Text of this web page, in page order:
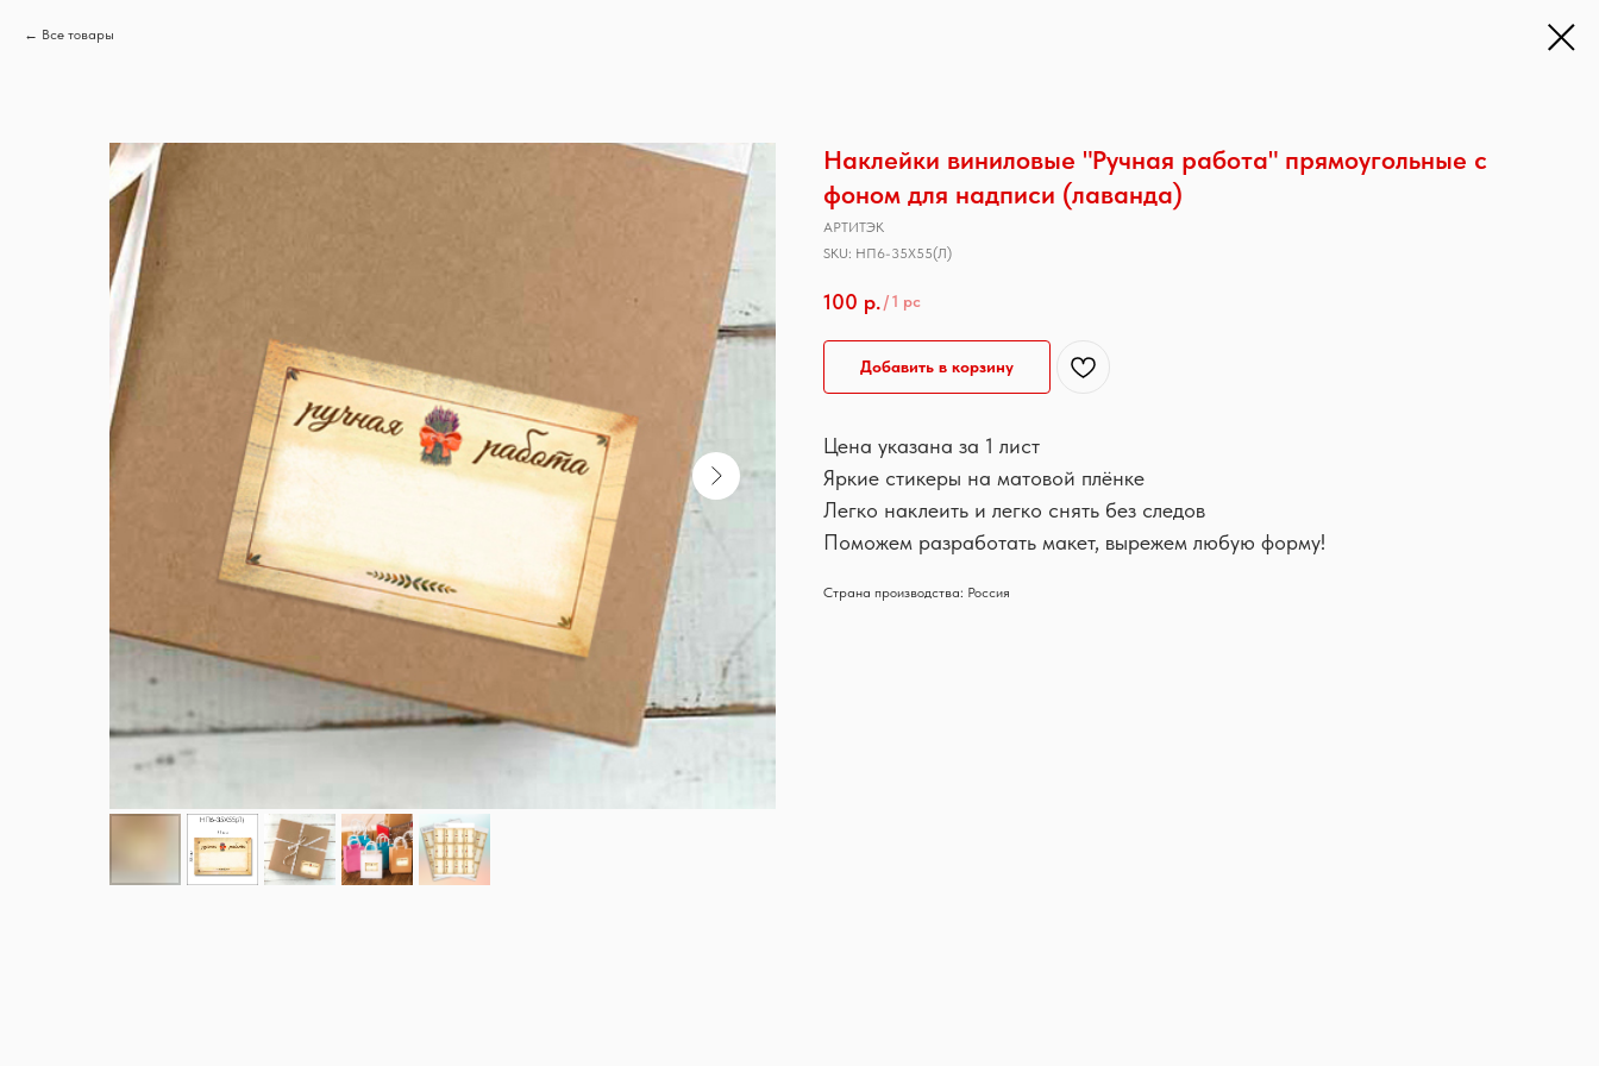
Все товары
Наклейки виниловые "Ручная работа" прямоугольные с
фоном для надписи (лаванда)
АРТИТЭК
SKU: НП6-35Х55(Л)
100 р./1 pc
Добавить в корзину
Цена указана за 1 лист
Яркие стикеры на матовой плёнке
Легко наклеить и легко снять без следов
Поможем разработать макет, вырежем любую форму!
Страна производства: Россия